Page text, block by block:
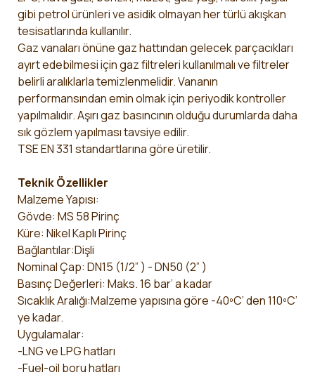
gibi petrol ürünleri ve asidik olmayan her türlü akışkan
tesisatlarında kullanılır.
Gaz vanaları önüne gaz hattından gelecek parçacıkları
ayırt edebilmesi için gaz filtreleri kullanılmalı ve filtreler
belirli aralıklarla temizlenmelidir. Vananın
performansından emin olmak için periyodik kontroller
yapılmalıdır. Aşırı gaz basıncının olduğu durumlarda daha
sık gözlem yapılması tavsiye edilir.
TSE EN 331 standartlarına göre üretilir.
Teknik Özellikler
Malzeme Yapısı:
Gövde: MS 58 Pirinç
Küre: Nikel Kaplı Pirinç
Bağlantılar:Dişli
Nominal Çap: DN15 (1/2” ) - DN50 (2” )
Basınç Değerleri: Maks. 16 bar’ a kadar
Sıcaklık Aralığı:Malzeme yapısına göre -40ºC’ den 110ºC’
ye kadar.
Uygulamalar:
-LNG ve LPG hatları
-Fuel-oil boru hatları